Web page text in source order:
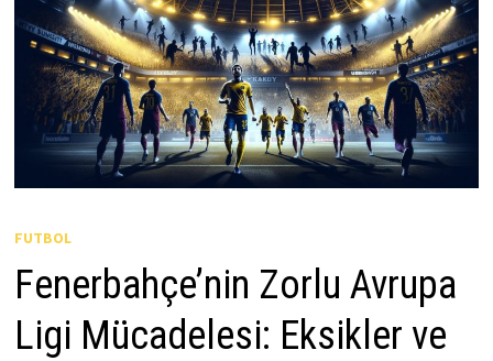
FUTBOL
Fenerbahçe’nin Zorlu Avrupa
Ligi Mücadelesi: Eksikler ve